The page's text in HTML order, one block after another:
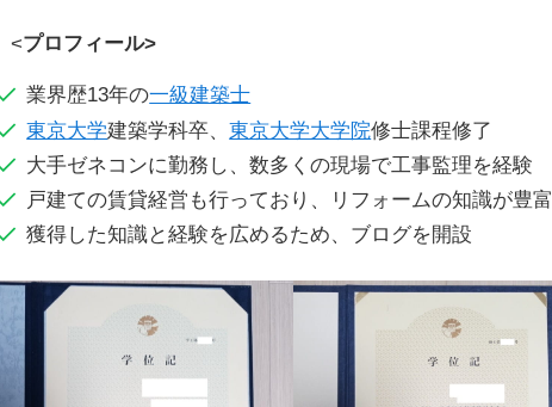
<プロフィール>
業界歴13年の一級建築士
東京大学建築学科卒、東京大学大学院修士課程修了
大手ゼネコンに勤務し、数多くの現場で工事監理を経験
戸建ての賃貸経営も行っており、リフォームの知識が豊富
獲得した知識と経験を広めるため、ブログを開設